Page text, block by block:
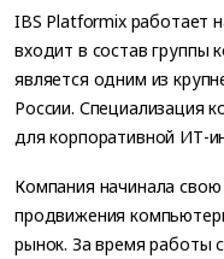
IBS Platformix работает
входит в состав группы
является одним из
России. Специализация
для корпоративной ИТ-
Компания начинала
продвижения
рынок. За время работы